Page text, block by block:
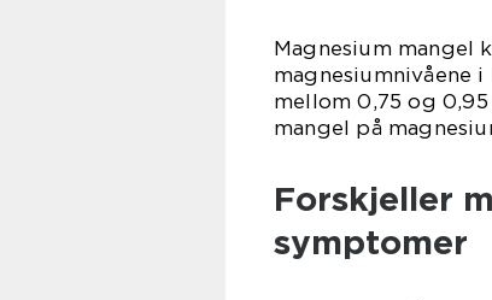
Magnesium mangel
magnesiumnivåene
mellom 0,75 og
mangel på
Forskjeller
symptomer